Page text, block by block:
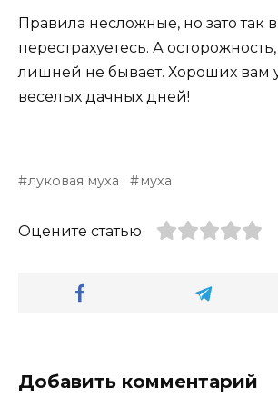
Правила несложные, но зато так
перестрахуетесь. А
лишней не бывает. Хороших вам
веселых дачных дней!
луковая муха муха
Оцените статью
Добавить комментарий